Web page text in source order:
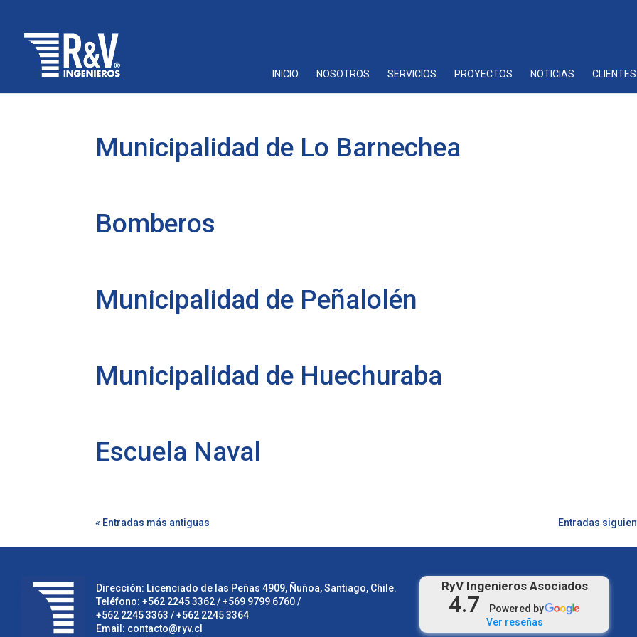
INICIO NOSOTROS SERVICIOS PROYECTOS NOTICIAS CLIENTES
Municipalidad de Lo Barnechea
Bomberos
Municipalidad de Peñalolén
Municipalidad de Huechuraba
Escuela Naval
« Entradas más antiguas Entradas
Dirección: Licenciado de las Peñas 4909, Ñuñoa, Santiago, Chile.
Teléfono: +562 2245 3362/ +569 9799 6760 /
+562 2245 3363 /+562 2245 3364
Email: contacto@ryv.cl
RyV Ingenieros Asociados
4.7
Powered by
Ver reseñas